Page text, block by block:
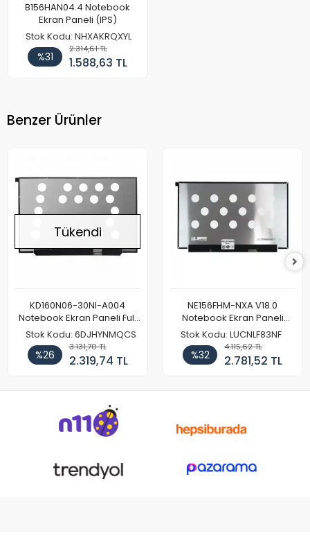
B156HAN04.4 Notebook
Ekran Paneli (IPS)
Stok Kodu: NHXAKRQXYL
%31
2.314,61 TL
1.588,63 TL
Benzer Ürünler
Tükendi
KD160N06-30NI-A004
Notebook Ekran Paneli Full
HD
Stok Kodu: 6DJHYNMQCS
%26
3.131,70 TL
2.319,74 TL
NE156FHM-NXA V18.0
Notebook Ekran Paneli
144Hz
Stok Kodu: LUCNLF83NF
%32
4.115,62 TL
2.781,52 TL